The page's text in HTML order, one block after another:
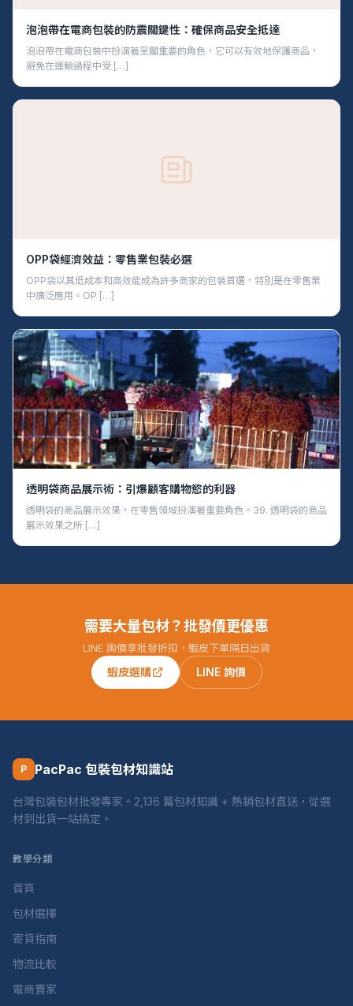
泡泡帶在電商包裝的防震關鍵性：確保商品安全抵達
泡泡帶在電商包裝中扮演著至關重要的角色，它可以有效地保護商品，
避免在運輸過程中受 […]
OPP袋經濟效益：零售業包裝必選
OPP袋以其低成本和高效能成為許多商家的包裝首選，特別是在零售業
中廣泛應用。OP […]
透明袋商品展示術：引爆顧客購物慾的利器
透明袋的商品展示效果，在零售領域扮演著重要角色。39. 透明袋的商品
展示效果之所 […]
需要大量包材？批發價更優惠
LINE 詢價享批發折扣，蝦皮下單隔日出貨
蝦皮選購 LINE 詢價
P PacPac 包裝包材知識站
台灣包裝包材批發專家。2,136 篇包材知識 + 熱銷包材直送，從選
材到出貨一站搞定。
教學分類
首頁
包材選擇
寄貨指南
物流比較
電商賣家